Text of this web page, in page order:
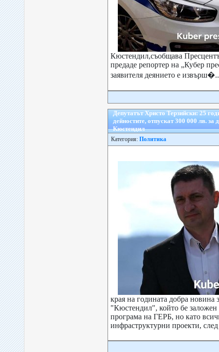
Кюстендил,съобщава
предаде репортер на „Кубер
заявителя деянието е
Депутатът Христо Терзийски: 25
дейностите, отпускат 300 000 лв.
Кюстендил
Категория: Политика
края на годината добра новина
"Кюстендил", който бе заложен
програма на ГЕРБ, но като
инфраструктурни проекти,